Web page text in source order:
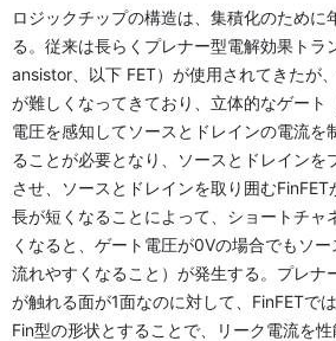
ロジックチップの構造は、集積化のために
る。従来は長らくプレナー型電解効果ト
ansistor、以下 FET）が使用されてきたが
が難しくなってきており、立体的なゲート
電圧を感知してソースとドレインの電流を
ることが必要となり、ソースとドレイン
させ、ソースとドレインを取り囲む
長が短くなることによって、ショートチャ
くなると、ゲート電圧が0Vの場合でもソ
流れやすくなること）が発生する。プレナ
が触れる面が1面なのに対して、FinFETで
Fin型の形状とすることで、リーク電流を